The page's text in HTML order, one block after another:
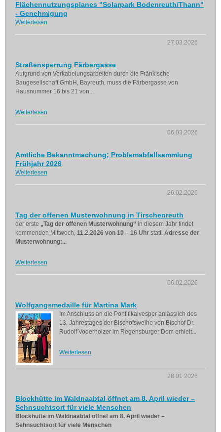
Flächennutzungsplanes "Solarpark Bodenreuth/Thann"
- Genehmigung
Weiterlesen
27.03.2026
Straßensperrung Färbergasse
Aufgrund von Verkabelungsarbeiten durch die Fränkische
Baugesellschaft GmbH, Bayreuth, muss die Färbergasse von
Hausnummer 16 bis 21 von...
Weiterlesen
06.03.2026
Amtliche Bekanntmachung; Problemabfallsammlung
Frühjahr 2026
Weiterlesen
26.02.2026
Tag der offenen Musterwohnung in Tirschenreuth
der erste „Tag der offenen Musterwohnung“ in diesem Jahr findet
kommenden Mittwoch, 11.2.2026 von 10 – 16 Uhr statt. Adresse der
Musterwohnung:...
Weiterlesen
06.02.2026
Wolfgangsmedaille für Martina Mark
Im Anschluss an die Pontifikalvesper anlässlich des
13. Jahrestages der Bischofsweihe von Bischof Dr.
Rudolf Voderholzer im Regensburger Dom erhielt...
Weiterlesen
28.01.2026
Blockhütte im Waldnaabtal öffnet am 8. April wieder –
Sehnsuchtsort für viele Menschen
Blockhütte im Waldnaabtal öffnet am 8. April wieder –
Sehnsuchtsort für viele Menschen